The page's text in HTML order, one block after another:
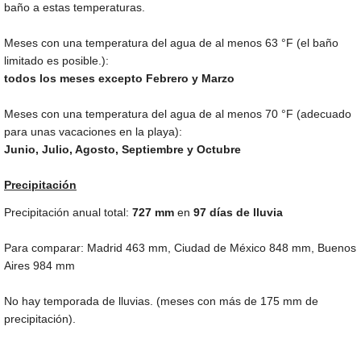
baño a estas temperaturas.
Meses con una temperatura del agua de al menos 63 °F (el baño
limitado es posible.):
todos los meses excepto Febrero y Marzo
Meses con una temperatura del agua de al menos 70 °F (adecuado
para unas vacaciones en la playa):
Junio, Julio, Agosto, Septiembre y Octubre
Precipitación
Precipitación anual total: 727 mm en 97 días de lluvia
Para comparar: Madrid 463 mm , Ciudad de México 848 mm , Buenos
Aires 984 mm
No hay temporada de lluvias. (meses con más de 175 mm de
precipitación).